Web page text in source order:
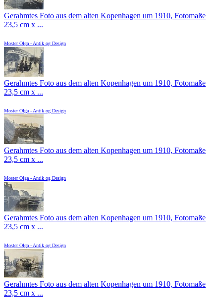
Gerahmtes Foto aus dem alten Kopenhagen um 1910, Fotomaße
23,5 cm x ...
Moster Olga - Antik og Design
Gerahmtes Foto aus dem alten Kopenhagen um 1910, Fotomaße
23,5 cm x ...
Moster Olga - Antik og Design
Gerahmtes Foto aus dem alten Kopenhagen um 1910, Fotomaße
23,5 cm x ...
Moster Olga - Antik og Design
Gerahmtes Foto aus dem alten Kopenhagen um 1910, Fotomaße
23,5 cm x ...
Moster Olga - Antik og Design
Gerahmtes Foto aus dem alten Kopenhagen um 1910, Fotomaße
23,5 cm x ...